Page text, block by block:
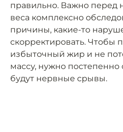
правильно. Важно перед
веса комплексно
причины, какие-то
скорректировать. Чтобы
избыточный жир и не
массу, нужно постепенно
будут нервные срывы.